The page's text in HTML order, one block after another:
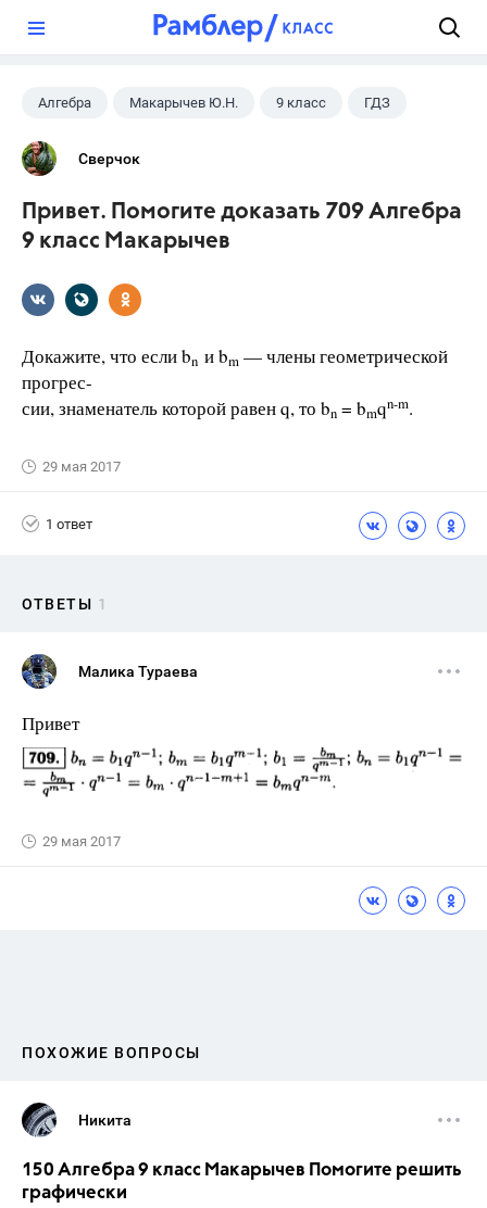
Алгебра Макарычев Ю.Н. 9 класс ГДЗ
Сверчок
Привет. Помогите доказать 709 Алгебра
9 класс Макарычев
Докажите, что если bn и bm — члены геометрической
прогрес-
сии, знаменатель которой равен q, то bn = bmqn-m.
29 мая 2017
1 ответ
ОТВЕТЫ 1
Малика Тураева
Привет
29 мая 2017
ПОХОЖИЕ ВОПРОСЫ
Никита
150 Алгебра 9 класс Макарычев Помогите решить
графически